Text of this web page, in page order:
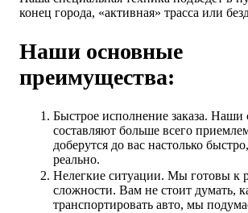
конец города, «активная» трасса или
Наши основные
преимущества:
Быстрое исполнение заказа. Наши
составляют больше всего
доберутся до вас настолько
реально.
Нелегкие ситуации. Мы готовы к
сложности. Вам не стоит думать,
транспортировать авто, мы